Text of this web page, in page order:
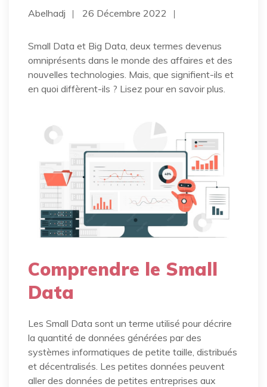
Abelhadj 26 Décembre 2022
Small Data et Big Data, deux termes devenus
omniprésents dans le monde des affaires et des
nouvelles technologies. Mais, que signifient-ils et
en quoi diffèrent-ils ? Lisez pour en savoir plus.
Comprendre le Small
Data
Les Small Data sont un terme utilisé pour décrire
la quantité de données générées par des
systèmes informatiques de petite taille, distribués
et décentralisés. Les petites données peuvent
aller des données de petites entreprises aux